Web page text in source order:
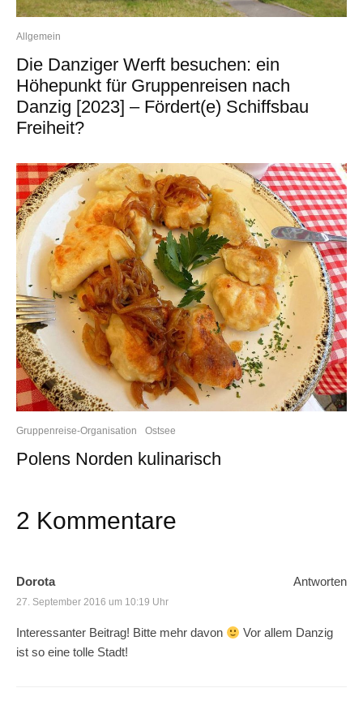
Allgemein
Die Danziger Werft besuchen: ein
Höhepunkt für Gruppenreisen nach
Danzig [2023] – Fördert(e) Schiffsbau
Freiheit?
Gruppenreise-Organisation Ostsee
Polens Norden kulinarisch
2 Kommentare
Dorota
27. September 2016 um 10:19 Uhr
Interessanter Beitrag! Bitte mehr davon
Vor allem Danzig
ist so eine tolle Stadt!
Antworten